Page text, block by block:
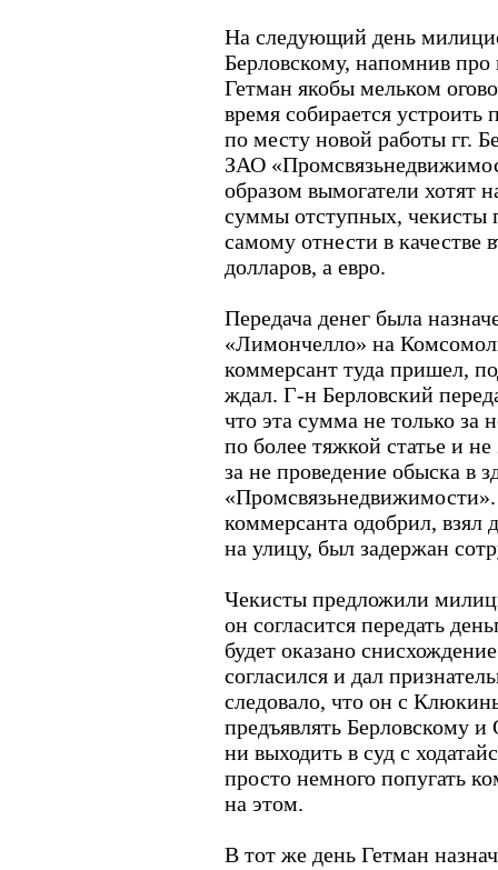
На следующий день
Берловскому, напомнив
Гетман якобы мельком
время собирается устроить
по месту новой работы гг.
ЗАО
образом вымогатели хотят
суммы отступных, чекисты
самому отнести в качестве
долларов, а евро.
Передача денег была
«Лимончелло» на
коммерсант туда пришел,
ждал. Г-н Берловский
что эта сумма не только за
по более тяжкой статье и
за не проведение обыска в
коммерсанта одобрил, взял
на улицу, был задержан
Чекисты предложили
он согласится передать
будет оказано
согласился и дал
следовало, что он с
предъявлять Берловскому
ни выходить в суд с
просто немного попугать
на этом.
В тот же день Гетман